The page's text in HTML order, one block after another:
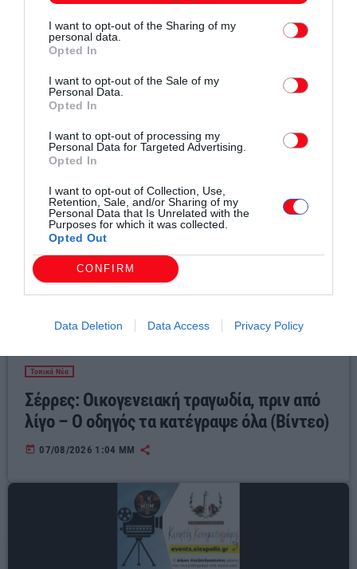
I want to opt-out of the Sharing of my
personal data.
Opted In
I want to opt-out of the Sale of my
Personal Data.
Opted In
I want to opt-out of processing my
Personal Data for Targeted Advertising.
Opted In
I want to opt-out of Collection, Use,
Retention, Sale, and/or Sharing of my
Personal Data that Is Unrelated with the
Purposes for which it was collected.
Opted Out
CONFIRM
Data Deletion Data Access Privacy Policy
Σχετικά άρθρα
Τοπικά Νέα
Σέρρες: Οικογενειακή τραγωδία, πριν από
λίγο – Ο οδηγός τα κατέγραψε όλα (Βίντεο)
today 07/08/2026 1:04 ΜΜ